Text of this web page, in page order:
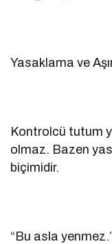
Yasaklama ve
Kontrolcü tutum
olmaz. Bazen
biçimidir.
“Bu asla